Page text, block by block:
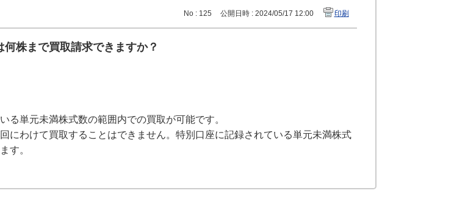
No : 125 公開日時 : 2024/05/17 12:00 印刷
何株まで買取請求できますか？
る単元未満株式数の範囲内での買取が可能です。
にわけて買取することはできません。特別口座に記録されている単元未満株式
す。